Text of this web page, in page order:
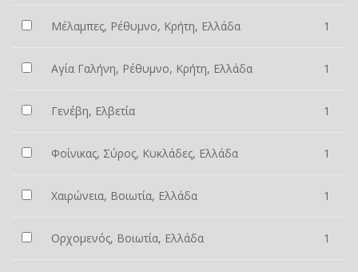
Μέλαμπες, Ρέθυμνο, Κρήτη, Ελλάδα 1
Αγία Γαλήνη, Ρέθυμνο, Κρήτη, Ελλάδα 1
Γενέβη, Ελβετία 1
Φοίνικας, Σύρος, Κυκλάδες, Ελλάδα 1
Χαιρώνεια, Βοιωτία, Ελλάδα 1
Ορχομενός, Βοιωτία, Ελλάδα 1